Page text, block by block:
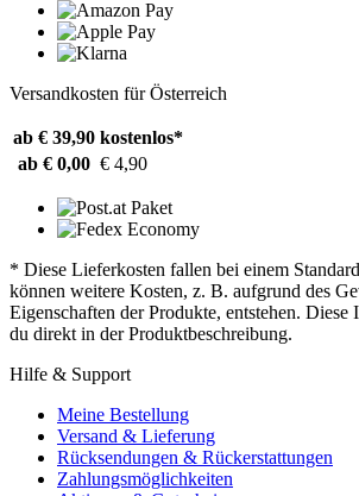
Versandkosten für Österreich
ab € 39,90 kostenlos*
ab € 0,00 € 4,90
* Diese Lieferkosten fallen bei einem
können weitere Kosten, z. B. aufgrund des
Eigenschaften der Produkte, entstehen. Diese
du direkt in der Produktbeschreibung.
Hilfe & Support
Meine Bestellung
Versand & Lieferung
Rücksendungen & Rückerstattungen
Zahlungsmöglichkeiten